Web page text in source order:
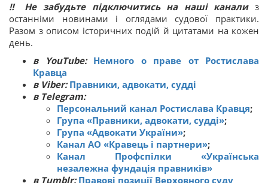
‼ Не забудьте підключитись на наші канализ
останніми новинами і оглядами судової практики.
Разом з описом історичних подій й цитатами на кожен
день.
в YouTube: Немного о праве от Ростислава
Кравца
в Viber: Правники, адвокати, судді
в Telegram:
Персональний канал Ростислава Кравця;
Група «Правники, адвокати, судді»;
Група «Адвокати України»;
Канал АО «Кравець і партнери»;
Канал Профспілки «Українська
незалежна фундація правників»
в Tumblr:Правові позиції Верховного суду